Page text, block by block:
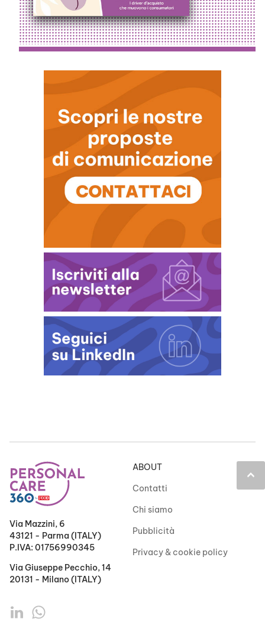
keyboard_arrow_up
Via Mazzini, 6
43121 - Parma (ITALY)
P.IVA: 01756990345
Via Giuseppe Pecchio, 14
20131 - Milano (ITALY)
ABOUT
Contatti
Chi siamo
Pubblicità
Privacy & cookie policy